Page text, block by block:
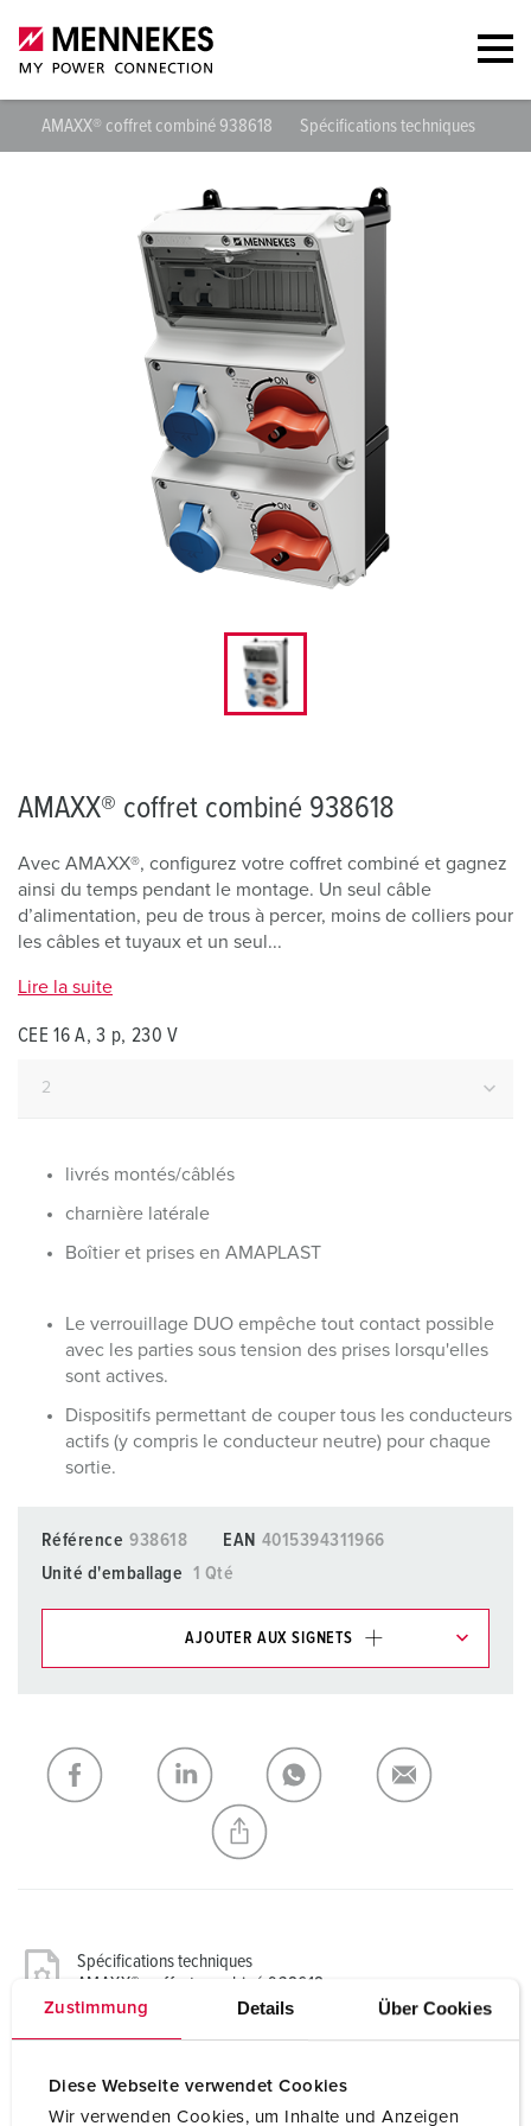
Zustimmung Details Über Cookies
Diese Webseite verwendet Cookies
Wir verwenden Cookies, um Inhalte und Anzeigen
AMAXX® coffret combiné 938618 Spécifications techniques
AMAXX® coffret combiné 938618
Avec AMAXX®, configurez votre coffret combiné et gagnez
ainsi du temps pendant le montage. Un seul câble
d’alimentation, peu de trous à percer, moins de colliers pour
les câbles et tuyaux et un seul...
Lire la suite
CEE 16 A, 3 p, 230 V
livrés montés/câblés
charnière latérale
Boîtier et prises en AMAPLAST
Le verrouillage DUO empêche tout contact possible
avec les parties sous tension des prises lorsqu'elles
sont actives.
Dispositifs permettant de couper tous les conducteurs
actifs (y compris le conducteur neutre) pour chaque
sortie.
Référence 938618 EAN 4015394311966
Unité d'emballage
1 Qté
AJOUTER AUX SIGNETS
Ma liste AJOUTER
CRÉER UNE NOUVELLE LISTE
Spécifications techniques
AMAXX® coffret combiné 938618
CEE 16 A, 3 p, 230 V 2
Protection électrique
2 RCBO 16A 2p C 10kA IFN= 0,03